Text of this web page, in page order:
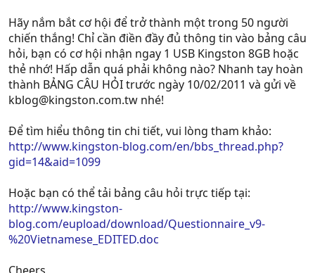
Hãy nắm bắt cơ hội để trở thành một trong 50 người
chiến thắng! Chỉ cần điền đầy đủ thông tin vào bảng câu
hỏi, bạn có cơ hội nhận ngay 1 USB Kingston 8GB hoặc
thẻ nhớ! Hấp dẫn quá phải không nào? Nhanh tay hoàn
thành BẢNG CÂU HỎI trước ngày 10/02/2011 và gửi về
kblog@kingston.com.tw nhé!
Để tìm hiểu thông tin chi tiết, vui lòng tham khảo:
http://www.kingston-blog.com/en/bbs_thread.php?
gid=14&aid=1099
Hoặc bạn có thể tải bảng câu hỏi trực tiếp tại:
http://www.kingston-
blog.com/eupload/download/Questionnaire_v9-
%20Vietnamese_EDITED.doc